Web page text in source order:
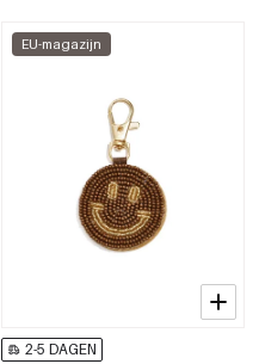
EU-magazijn
2-5 DAGEN